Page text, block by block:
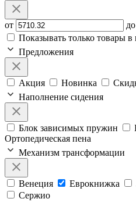
от
до
Показывать только товары в
Предложения
Акция Новинка
Наполнение сидения
Блок зависимых пружин
Ортопедическая пена
Механизм трансформации
Венеция Еврокнижка
Сержио